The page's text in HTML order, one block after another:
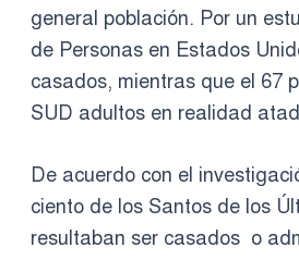
general población. Por un
de Personas en Estados
casados, mientras que el 67
SUD adultos en realidad
De acuerdo con el
ciento de los Santos de los
resultaban ser casados ​​ o